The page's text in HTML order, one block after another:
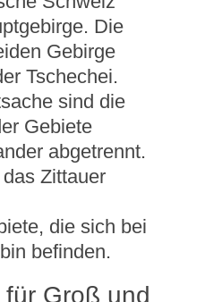
Die
Gebirge
Tschechei.
sind die
Gebiete
abgetrennt.
Zittauer
die sich bei
befinden.
Groß und